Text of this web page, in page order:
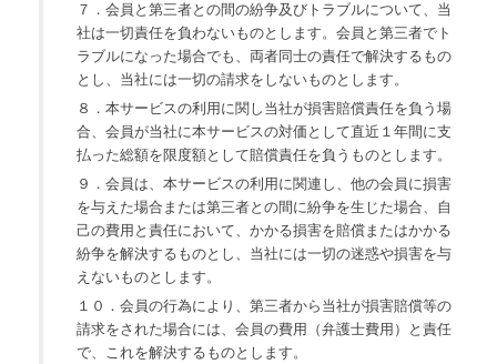
７．会員と第三者との間の紛争及びトラブルについて、当
社は一切責任を負わないものとします。会員と第三者でト
ラブルになった場合でも、両者同士の責任で解決するもの
とし、当社には一切の請求をしないものとします。
８．本サービスの利用に関し当社が損害賠償責任を負う場
合、会員が当社に本サービスの対価として直近１年間に支
払った総額を限度額として賠償責任を負うものとします。
９．会員は、本サービスの利用に関連し、他の会員に損害
を与えた場合または第三者との間に紛争を生じた場合、自
己の費用と責任において、かかる損害を賠償またはかかる
紛争を解決するものとし、当社には一切の迷惑や損害を与
えないものとします。
１０．会員の行為により、第三者から当社が損害賠償等の
請求をされた場合には、会員の費用（弁護士費用）と責任
で、これを解決するものとします。